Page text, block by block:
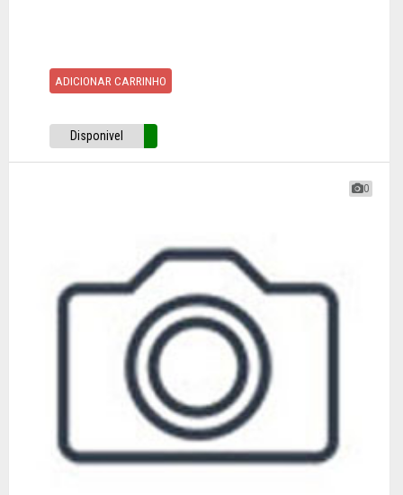
ADICIONAR CARRINHO
Disponivel
0